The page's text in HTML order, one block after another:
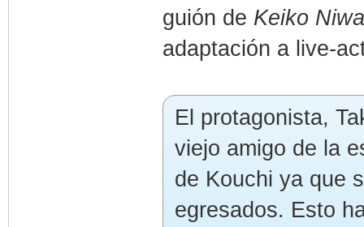
guión de Keiko
adaptación a live-
El protagonista,
viejo amigo de la
de Kouchi ya que
egresados. Esto